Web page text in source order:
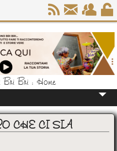
Bri Bri : Home
CHE CI SIA